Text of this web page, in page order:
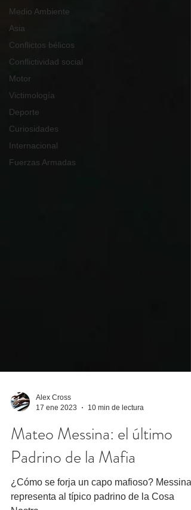
Medio Ambiente
Asia
Conflictos bélicos
Conflictividad social
Motor
Victimología
Deporte
Curiosidades
Internacional
Fuerzas Armadas
Alex Cross
Mateo Messina: el último
Padrino de la Mafia
¿Cómo se forja un capo mafioso? Messina